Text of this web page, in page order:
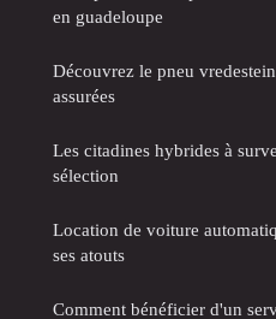
en guadeloupe
Découvrez le pneu
assurées
Les citadines hybrides à
sélection
Location de voiture
ses atouts
Comment bénéficier d'un